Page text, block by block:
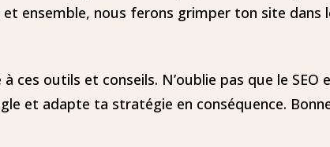
ensemble, nous ferons grimper ton site dans
à ces outils et conseils. N’oublie pas que le SEO
et adapte ta stratégie en conséquence.